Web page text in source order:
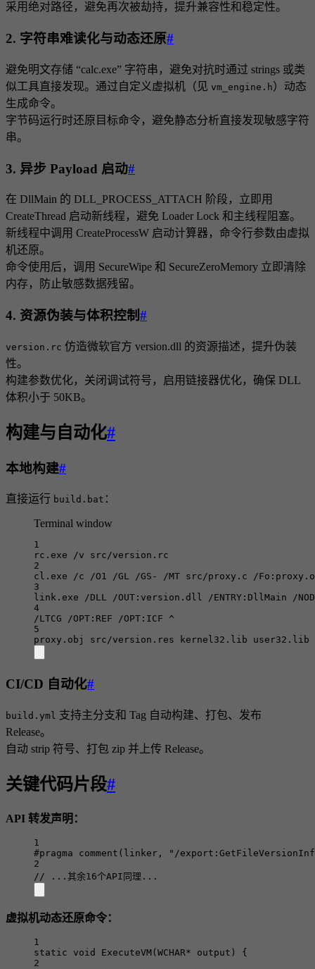
采用绝对路径，避免再次被劫持，提升兼容性和稳定性。
2. 字符串难读化与动态还原#
避免明文存储 “calc.exe” 字符串，避免对抗时通过 strings 或类
似工具直接发现。通过自定义虚拟机（见 vm_engine.h）动态
生成命令。
字节码运行时还原目标命令，避免静态分析直接发现敏感字符
串。
3. 异步 Payload 启动#
在 DllMain 的 DLL_PROCESS_ATTACH 阶段，立即用
CreateThread 启动新线程，避免 Loader Lock 和主线程阻塞。
新线程中调用 CreateProcessW 启动计算器，命令行参数由虚拟
机还原。
命令使用后，调用 SecureWipe 和 SecureZeroMemory 立即清除
内存，防止敏感数据残留。
4. 资源伪装与体积控制#
version.rc 仿造微软官方 version.dll 的资源描述，提升伪装
性。
构建参数优化，关闭调试符号，启用链接器优化，确保 DLL
体积小于 50KB。
构建与自动化#
本地构建#
直接运行 build.bat ：
Terminal window
1
rc.exe /v src/version.rc
2
cl.exe /c /O1 /GL /GS- /MT src/proxy.c /
3
link.exe /DLL /OUT:version.dll /ENTRY:DllMain /
4
/LTCG /OPT:REF /OPT:ICF ^
5
proxy.obj src/version.res kernel32.lib user32.lib
CI/CD 自动化#
build.yml 支持主分支和 Tag 自动构建、打包、发布
Release。
自动 strip 符号、打包 zip 并上传 Release。
关键代码片段#
API 转发声明：
1
#pragma
comment ( linker ,
"/
2
// ...其余16个API同理...
虚拟机动态还原命令：
1
static
void ExecuteVM(WCHAR* output ) {
2